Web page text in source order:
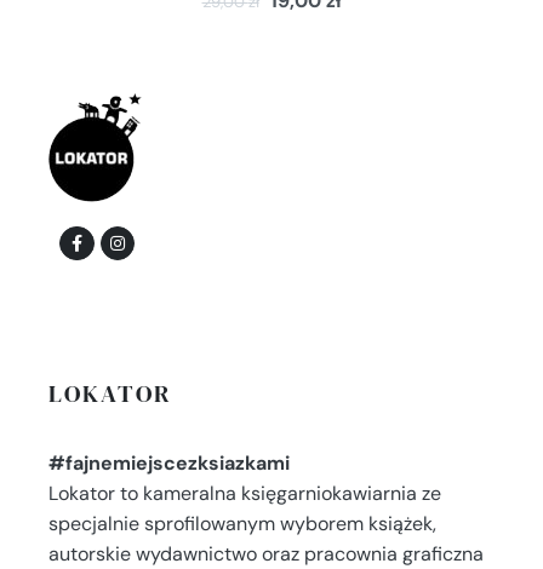
LOKATOR
#fajnemiejscezksiazkami
Lokator to kameralna księgarniokawiarnia ze
specjalnie sprofilowanym wyborem książek,
autorskie wydawnictwo oraz pracownia graficzna